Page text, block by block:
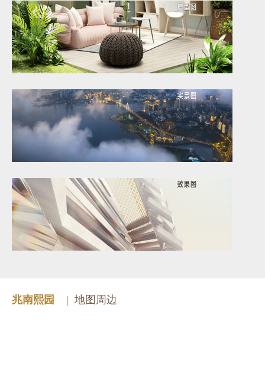
兆南熙园 | 地图周边